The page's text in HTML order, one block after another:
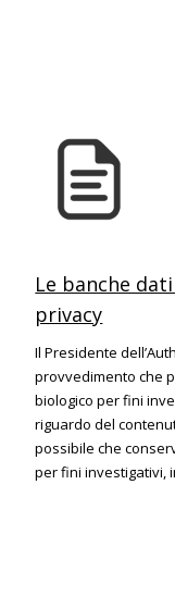
Le banche
privacy
Il Presidente
provvedimento che
biologico per fini
riguardo del
possibile che
per fini investigativi,